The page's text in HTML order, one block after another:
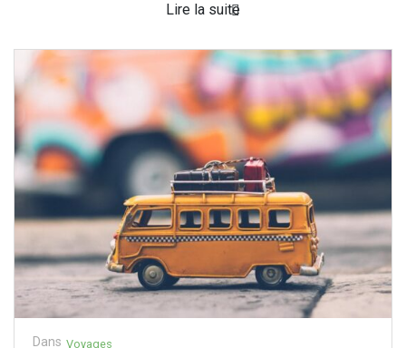
Lire la suite
Dans Voyages